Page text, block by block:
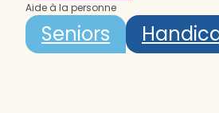
Aide à la personne
Seniors